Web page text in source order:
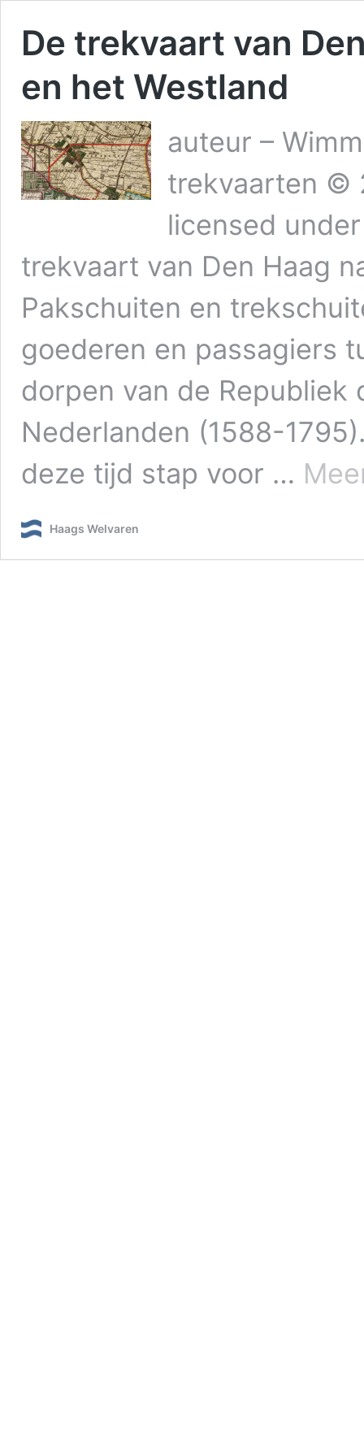
De trekvaart van
en het Westland
auteur –
trekvaarten ©
licensed
trekvaart van Den Haag
Pakschuiten en
goederen en passagiers
dorpen van de Republiek
Nederlanden (1588-
deze tijd stap voor …
Haags Welvaren